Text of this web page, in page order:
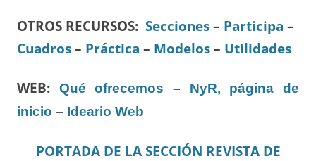
OTROS RECURSOS: Secciones – Participa –
Cuadros – Práctica – Modelos – Utilidades
WEB: Qué ofrecemos – NyR, página de
inicio – Ideario Web
PORTADA DE LA SECCIÓN REVISTA DE